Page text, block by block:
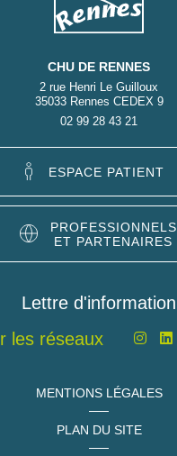
CHU DE RENNES
2 rue Henri Le Guilloux
35033 Rennes CEDEX 9
02 99 28 43 21
ESPACE PATIENT
PROFESSIONNELS
ET PARTENAIRES
Lettre d'information
les réseaux
MENTIONS LÉGALES
PLAN DU SITE